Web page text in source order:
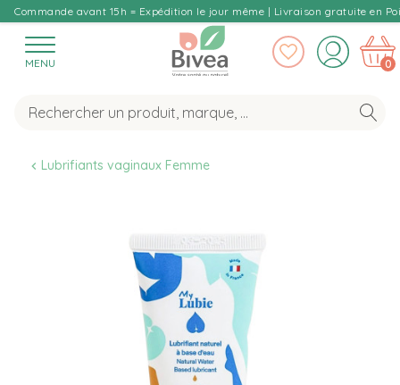
Commande avant 15h = Expédition le jour même | Livraison gratuite en
MENU 0
Lubrifiants vaginaux Femme